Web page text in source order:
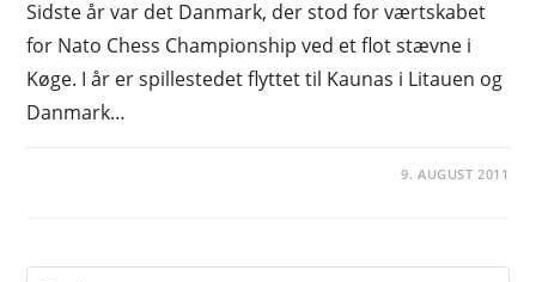
Sidste år var det Danmark, der stod for værtskabet
for Nato Chess Championship ved et flot stævne i
Køge. I år er spillestedet flyttet til Kaunas i Litauen og
Danmark…
9. AUGUST 2011